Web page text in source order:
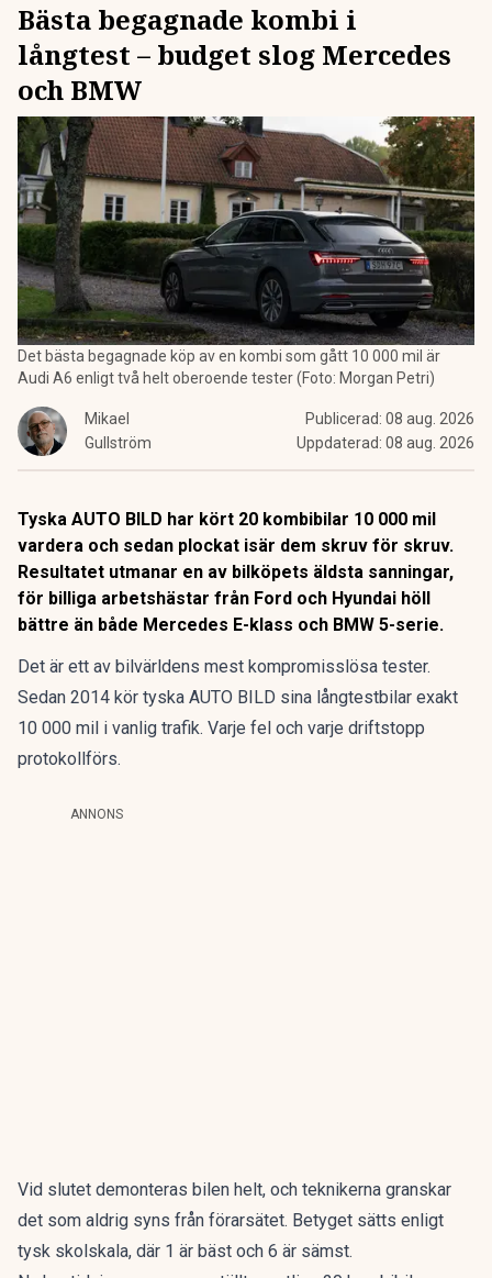
Bästa begagnade kombi i
långtest – budget slog Mercedes
och BMW
Det bästa begagnade köp av en kombi som gått 10 000 mil är
Audi A6 enligt två helt oberoende tester (Foto: Morgan Petri)
Mikael
Gullström
Publicerad: 08 aug. 2026
Uppdaterad: 08 aug. 2026
Tyska AUTO BILD har kört 20 kombibilar 10 000 mil
vardera och sedan plockat isär dem skruv för skruv.
Resultatet utmanar en av bilköpets äldsta sanningar,
för billiga arbetshästar från Ford och Hyundai höll
bättre än både Mercedes E-klass och BMW 5-serie.
Det är ett av bilvärldens mest kompromisslösa tester.
Sedan 2014 kör tyska AUTO BILD sina långtestbilar exakt
10 000 mil i vanlig trafik. Varje fel och varje driftstopp
protokollförs.
ANNONS
Vid slutet demonteras bilen helt, och teknikerna granskar
det som aldrig syns från förarsätet. Betyget sätts enligt
tysk skolskala, där 1 är bäst och 6 är sämst.